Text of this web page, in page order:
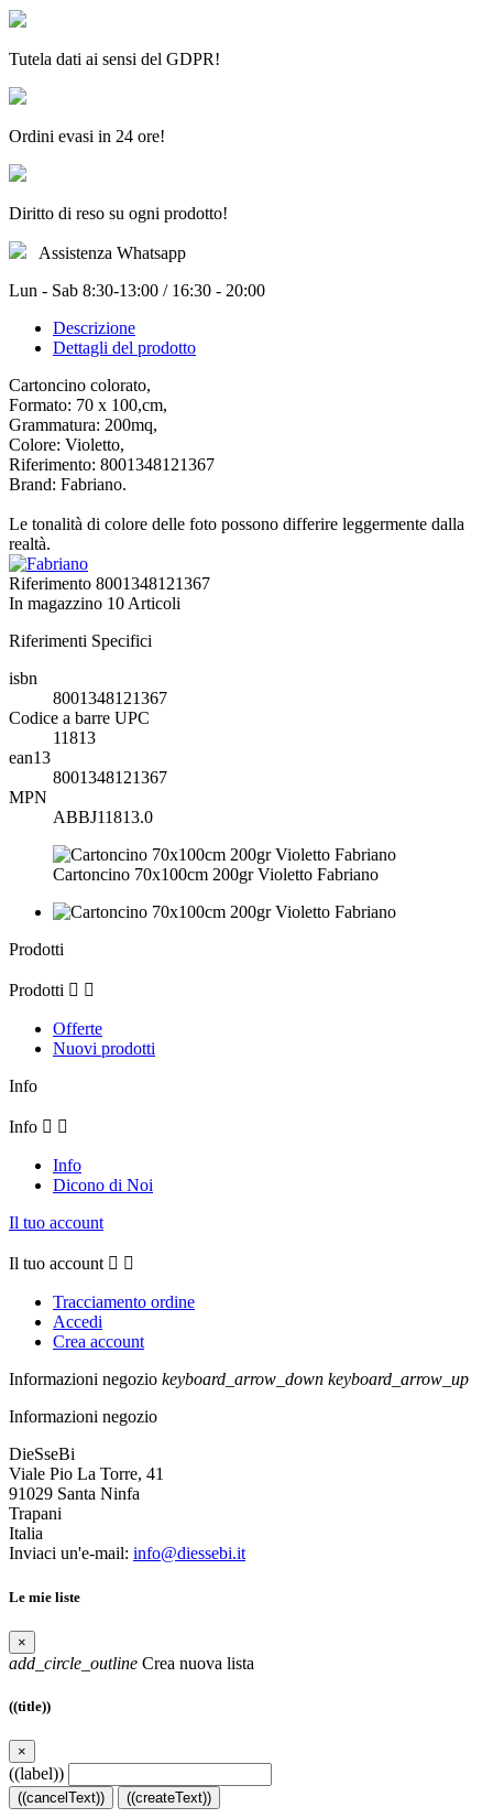
Tutela dati ai sensi del GDPR!
Ordini evasi in 24 ore!
Diritto di reso su ogni prodotto!
Assistenza Whatsapp
Lun - Sab 8:30-13:00 / 16:30 - 20:00
Descrizione
Dettagli del prodotto
Cartoncino colorato,
Formato: 70 x 100,cm,
Grammatura: 200mq,
Colore: Violetto,
Riferimento: 8001348121367
Brand: Fabriano.
Le tonalità di colore delle foto possono differire leggermente dalla
realtà.
Riferimento 8001348121367
In magazzino 10 Articoli
Riferimenti Specifici
isbn
8001348121367
Codice a barre UPC
11813
ean13
8001348121367
MPN
ABBJ11813.0
Cartoncino 70x100cm 200gr Violetto Fabriano
Prodotti
Prodotti  
Offerte
Nuovi prodotti
Info
Info  
Info
Dicono di Noi
Il tuo account
Il tuo account  
Tracciamento ordine
Accedi
Crea account
Informazioni negozio keyboard_arrow_down keyboard_arrow_up
Informazioni negozio
DieSseBi
Viale Pio La Torre, 41
91029 Santa Ninfa
Trapani
Italia
Inviaci un'e-mail: info@diessebi.it
Le mie liste
×
add_circle_outline Crea nuova lista
((title))
×
((label))
((cancelText)) ((createText))